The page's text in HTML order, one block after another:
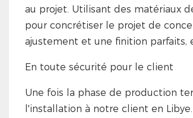
au projet. Utilisant des matériaux
pour concrétiser le projet de
ajustement et une finition parfaits,
En toute sécurité pour le client
Une fois la phase de production
l'installation à notre client en